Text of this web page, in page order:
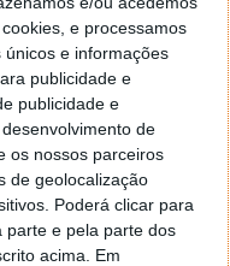
e processamos
e informações
publicidade e
publicidade e
de
os nossos parceiros
de geolocalização
Poderá clicar para
parte e pela parte dos
acima. Em
13 COMENTÁRIOS
forma acelerada
seu controlo. A
lhe o poder para
muito do seu
nas últimas